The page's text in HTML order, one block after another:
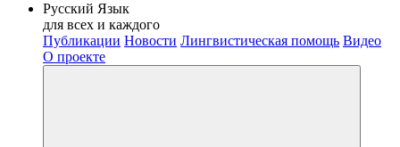
Русский Язык
для всех и каждого
Публикации Новости Лингвистическая помощь Видео
О проекте